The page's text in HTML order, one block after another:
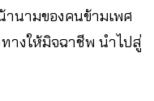
านามของคนข้ามเพศ
างให้มิจฉาชีพ นำไปสู่